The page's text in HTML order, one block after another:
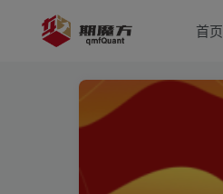
首页